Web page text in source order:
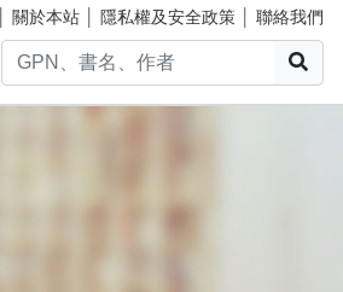
關於本站 隱私權及安全政策 聯絡我們